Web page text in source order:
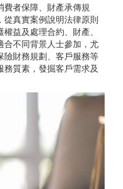
者保障、財產承傳規
真實案例說明法律原則
益及處理合約、財產、
合不同背景人士參加，尤
險財務規劃、客戶服務等
質素，發掘客戶需求及